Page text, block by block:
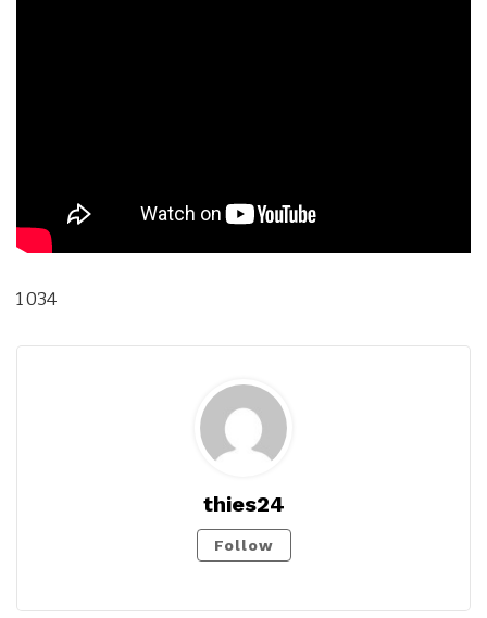
1 034
thies24
Follow